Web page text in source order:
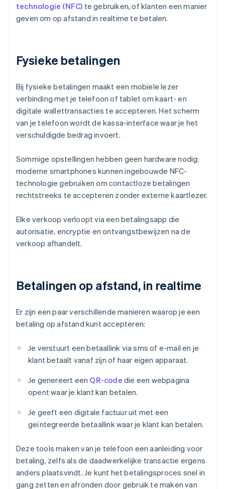
technologie (NFC) te gebruiken, of klanten een manier
geven om op afstand in realtime te betalen.
Fysieke betalingen
Bij fysieke betalingen maakt een mobiele lezer
verbinding met je telefoon of tablet om kaart- en
digitale wallettransacties te accepteren. Het scherm
van je telefoon wordt de kassa-interface waar je het
verschuldigde bedrag invoert.
Sommige opstellingen hebben geen hardware nodig:
moderne smartphones kunnen ingebouwde NFC-
technologie gebruiken om contactloze betalingen
rechtstreeks te accepteren zonder externe kaartlezer.
Elke verkoop verloopt via een betalingsapp die
autorisatie, encryptie en ontvangstbewijzen na de
verkoop afhandelt.
Betalingen op afstand, in realtime
Er zijn een paar verschillende manieren waarop je een
betaling op afstand kunt accepteren:
Je verstuurt een betaallink via sms of e-mail en je
klant betaalt vanaf zijn of haar eigen apparaat.
Je genereert een QR-code die een webpagina
opent waar je klant kan betalen.
Je geeft een digitale factuur uit met een
geïntegreerde betaallink waar je klant kan betalen.
Deze tools maken van je telefoon een aanleiding voor
betaling, zelfs als de daadwerkelijke transactie ergens
anders plaatsvindt. Je kunt het betalingsproces snel in
gang zetten en afronden door gebruik te maken van